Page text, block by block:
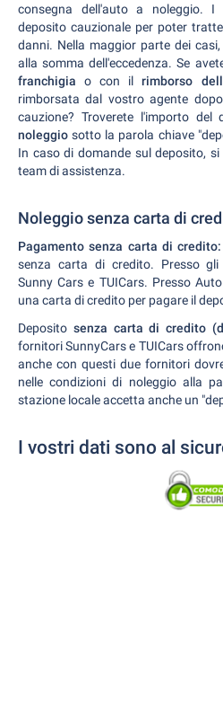
consegna dell'auto a noleggio.
deposito cauzionale per poter
danni. Nella maggior parte dei
alla somma dell'eccedenza. Se
franchigia o con ilrimborso
rimborsata dal vostro agente
cauzione? Troverete l'importo del
noleggio sotto la parola chiave
In caso di domande sul deposito,
team di assistenza.
Noleggio senza carta di
Pagamento senza carta di credito:
senza carta di credito. Presso gli
Sunny Cars e TUICars. Presso
una carta di credito per pagare il
Deposito senza carta di credito
fornitori SunnyCars e TUICars
anche con questi due fornitori
nelle condizioni di noleggio alla
stazione locale accetta anche un
I vostri dati sono al